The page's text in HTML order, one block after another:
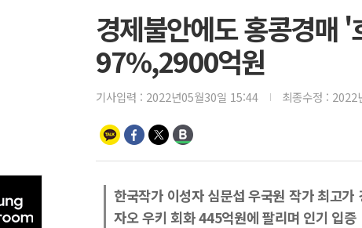
경제불안에도 홍콩경매
97%,2900억원
기사입력 : 2022년05월30일 15:44 최종수정 : 2022
한국작가 이성자 심문섭 우국원 작가 최고가
자오 우키 회화 445억원에 팔리며 인기 입증